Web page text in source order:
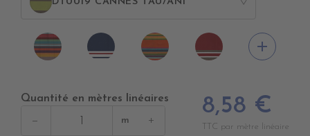
>
DT0013
CARACAS
DT0026
LEVANT
DT0014
SAOPAULO
DT0027
LEVANTadd
Quantité en mètres linéaires
− m +
8,58 €
TTC par mètre linéaire